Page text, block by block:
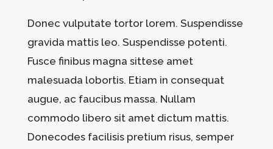
Donec vulputate tortor lorem. Suspendisse
gravida mattis leo. Suspendisse potenti.
Fusce finibus magna sittese amet
malesuada lobortis. Etiam in consequat
augue, ac faucibus massa. Nullam
commodo libero sit amet dictum mattis.
Donecodes facilisis pretium risus, semper